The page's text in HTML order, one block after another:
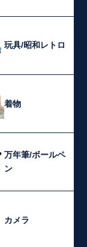
玩具/昭和レトロ
着物
万年筆/ボールペ
ン
カメラ